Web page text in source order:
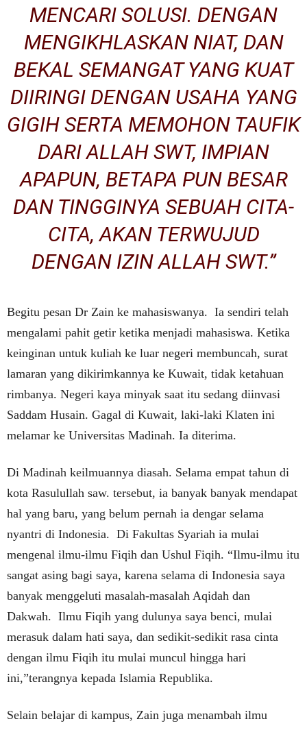
MENCARI SOLUSI. DENGAN
MENGIKHLASKAN NIAT, DAN
BEKAL SEMANGAT YANG KUAT
DIIRINGI DENGAN USAHA YANG
GIGIH SERTA MEMOHON TAUFIK
DARI ALLAH SWT, IMPIAN
APAPUN, BETAPA PUN BESAR
DAN TINGGINYA SEBUAH CITA-
CITA, AKAN TERWUJUD
DENGAN IZIN ALLAH SWT.”
Begitu pesan Dr Zain ke mahasiswanya. Ia sendiri telah
mengalami pahit getir ketika menjadi mahasiswa. Ketika
keinginan untuk kuliah ke luar negeri membuncah, surat
lamaran yang dikirimkannya ke Kuwait, tidak ketahuan
rimbanya. Negeri kaya minyak saat itu sedang diinvasi
Saddam Husain. Gagal di Kuwait, laki-laki Klaten ini
melamar ke Universitas Madinah. Ia diterima.
Di Madinah keilmuannya diasah. Selama empat tahun di
kota Rasulullah saw. tersebut, ia banyak banyak mendapat
hal yang baru, yang belum pernah ia dengar selama
nyantri di Indonesia. Di Fakultas Syariah ia mulai
mengenal ilmu-ilmu Fiqih dan Ushul Fiqih. “Ilmu-ilmu itu
sangat asing bagi saya, karena selama di Indonesia saya
banyak menggeluti masalah-masalah Aqidah dan
Dakwah. Ilmu Fiqih yang dulunya saya benci, mulai
merasuk dalam hati saya, dan sedikit-sedikit rasa cinta
dengan ilmu Fiqih itu mulai muncul hingga hari
ini,”terangnya kepada Islamia Republika.
Selain belajar di kampus, Zain juga menambah ilmu